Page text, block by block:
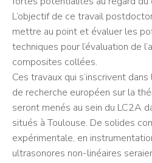
L’objectif de ce travail
mettre au point et évaluer les
techniques pour l’évaluation de
composites collées.
Ces travaux qui s’inscrivent
de recherche européen sur la
seront menés au sein du LC2A
situés à Toulouse. De solides
expérimentale, en
ultrasonores non-linéaires